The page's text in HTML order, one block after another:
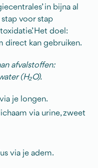
in bijna al
voor stap
Het doel:
direct kan gebruiken.
afvalstoffen:
(H₂O).
je longen.
via urine, zweet
via je adem.